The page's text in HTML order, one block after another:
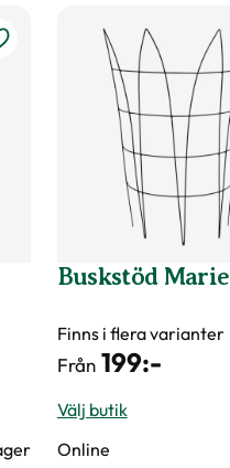
Buskstöd Marie
Finns i flera varianter
Från 199:-
Välj butik
Online